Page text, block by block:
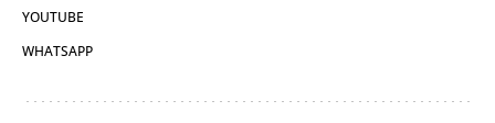
YOUTUBE
WHATSAPP